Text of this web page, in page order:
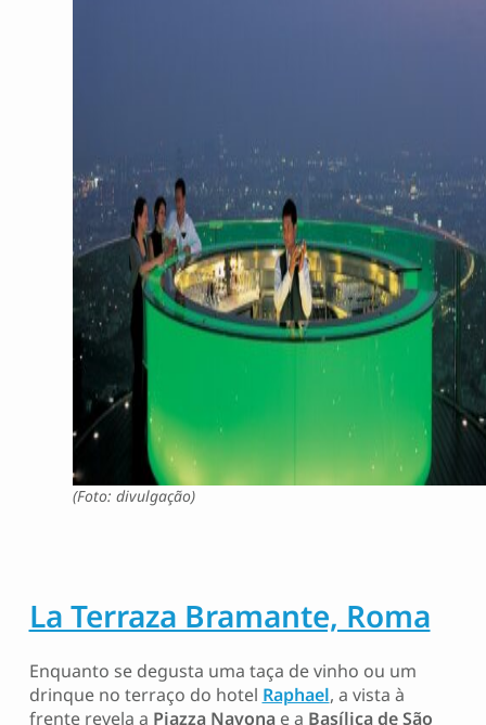
(Foto: divulgação)
La Terraza Bramante, Roma
Enquanto se degusta uma taça de vinho ou um
drinque no terraço do hotel Raphael, a vista à
frente revela a Piazza Navonae a Basílica de São